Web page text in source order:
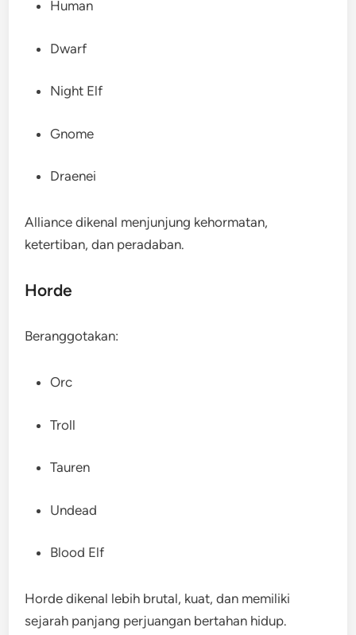
Human
Dwarf
Night Elf
Gnome
Draenei
Alliance dikenal menjunjung kehormatan,
ketertiban, dan peradaban.
Horde
Beranggotakan:
Orc
Troll
Tauren
Undead
Blood Elf
Horde dikenal lebih brutal, kuat, dan memiliki
sejarah panjang perjuangan bertahan hidup.